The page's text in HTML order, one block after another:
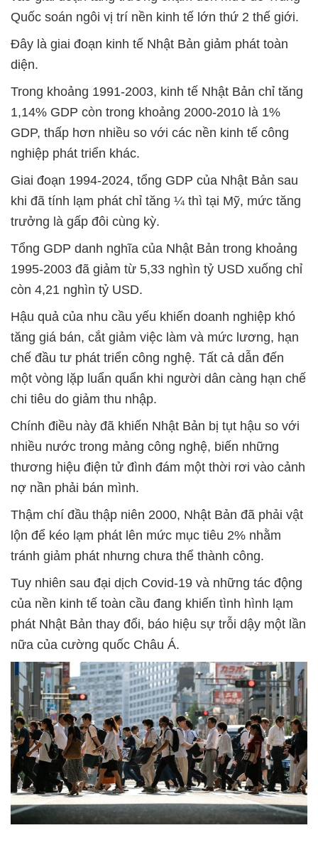
Quốc soán ngôi vị trí nền kinh tế lớn thứ 2 thế giới.
Đây là giai đoạn kinh tế Nhật Bản giảm phát toàn
diện.
Trong khoảng 1991-2003, kinh tế Nhật Bản chỉ tăng
1,14% GDP còn trong khoảng 2000-2010 là 1%
GDP, thấp hơn nhiều so với các nền kinh tế công
nghiệp phát triển khác.
Giai đoạn 1994-2024, tổng GDP của Nhật Bản sau
khi đã tính lạm phát chỉ tăng ¼ thì tại Mỹ, mức tăng
trưởng là gấp đôi cùng kỳ.
Tổng GDP danh nghĩa của Nhật Bản trong khoảng
1995-2003 đã giảm từ 5,33 nghìn tỷ USD xuống chỉ
còn 4,21 nghìn tỷ USD.
Hậu quả của nhu cầu yếu khiến doanh nghiệp khó
tăng giá bán, cắt giảm việc làm và mức lương, hạn
chế đầu tư phát triển công nghệ. Tất cả dẫn đến
một vòng lặp luẩn quẩn khi người dân càng hạn chế
chi tiêu do giảm thu nhập.
Chính điều này đã khiến Nhật Bản bị tụt hậu so với
nhiều nước trong mảng công nghệ, biến những
thương hiệu điện tử đình đám một thời rơi vào cảnh
nợ nần phải bán mình.
Thậm chí đầu thập niên 2000, Nhật Bản đã phải vật
lộn để kéo lạm phát lên mức mục tiêu 2% nhằm
tránh giảm phát nhưng chưa thể thành công.
Tuy nhiên sau đại dịch Covid-19 và những tác động
của nền kinh tế toàn cầu đang khiến tình hình lạm
phát Nhật Bản thay đổi, báo hiệu sự trỗi dậy một lần
nữa của cường quốc Châu Á.